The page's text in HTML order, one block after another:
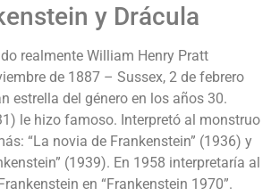
y Drácula
realmente William Henry Pratt
de 1887 – Sussex, 2 de febrero
estrella del género en los años 30.
le hizo famoso. Interpretó al monstruo
“La novia de Frankenstein” (1936) y
(1939). En 1958 interpretaría al
en “Frankenstein 1970”.